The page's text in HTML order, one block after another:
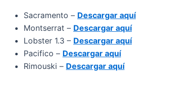
Sacramento – Descargar aquí
Montserrat – Descargar aquí
Lobster 1.3 – Descargar aquí
Pacifico – Descargar aquí
Rimouski – Descargar aquí